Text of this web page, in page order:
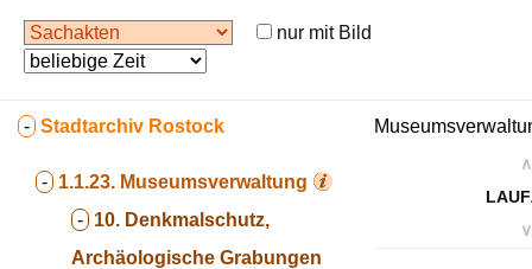
nur mit Bild
- Stadtarchiv Rostock
- 1.1.23. Museumsverwaltung
- 10. Denkmalschutz,
Archäologische Grabungen
∧
∨